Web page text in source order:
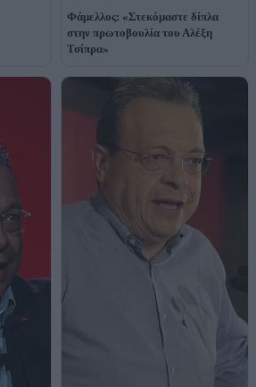
Φάμελλος: «Στεκόμαστε δίπλα
στην πρωτοβουλία του Αλέξη
Τσίπρα»